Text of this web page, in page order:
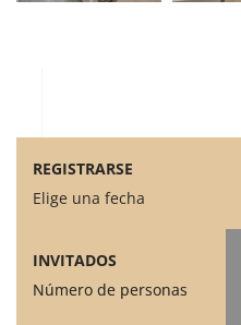
REGISTRARSE
Elige una fecha
INVITADOS
Número de personas